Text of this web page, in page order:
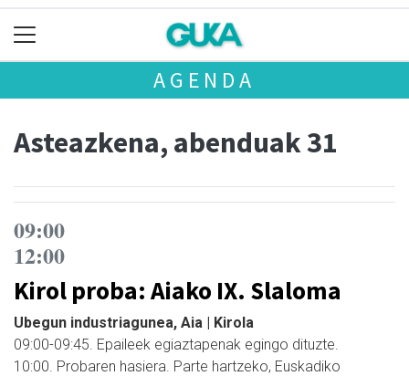
AGENDA
Asteazkena, abenduak 31
09:00
12:00
Kirol proba: Aiako IX. Slaloma
Ubegun industriagunea, Aia | Kirola
09:00-09:45. Epaileek egiaztapenak egingo dituzte.
10:00. Probaren hasiera. Parte hartzeko, Euskadiko